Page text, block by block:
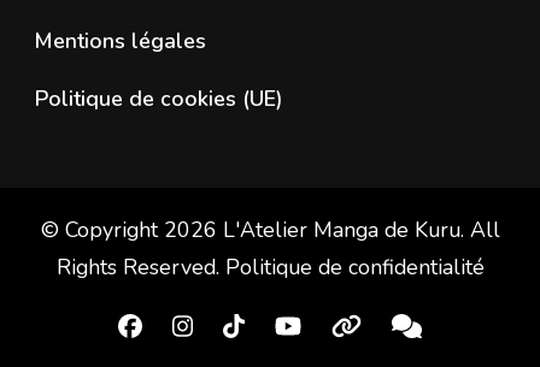
Mentions légales
Politique de cookies (UE)
© Copyright 2026 L'Atelier Manga de Kuru. All
Rights Reserved. Politique de confidentialité